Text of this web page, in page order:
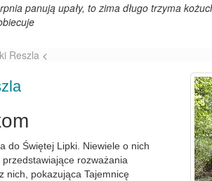
panują upały, to zima długo trzyma
Reszla <
do Świętej Lipki. Niewiele o nich
rozważania
nich, pokazująca Tajemnicę